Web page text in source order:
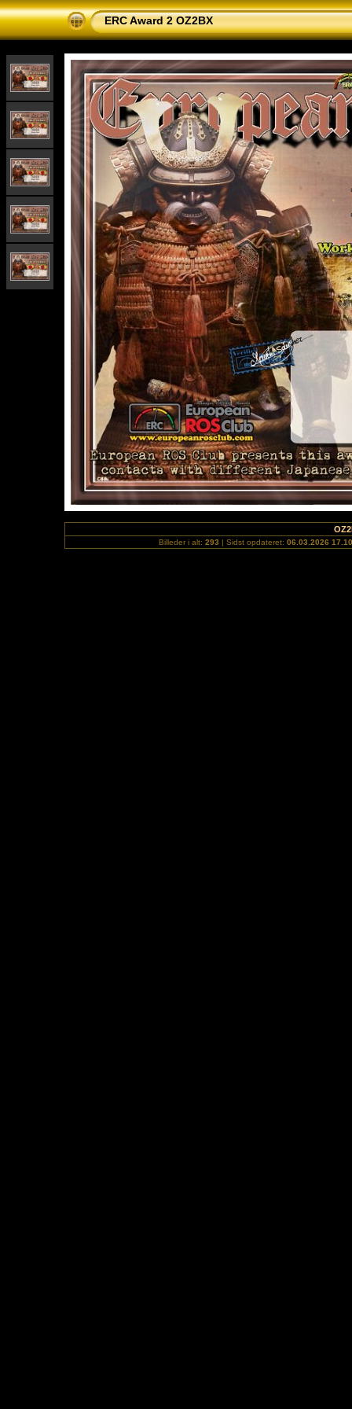
ERC Award 2 OZ2BX
Billeder i alt: 293 | Sidst opdateret: 06.03.2026 17.10